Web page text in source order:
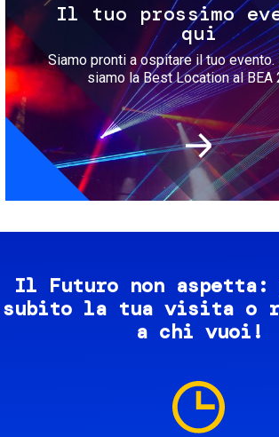
Il tuo prossimo
qui
Siamo pronti a ospitare il tuo evento.
siamo la Best Location al BEA
Il Futuro non
subito la tua visita o
a chi vuoi!